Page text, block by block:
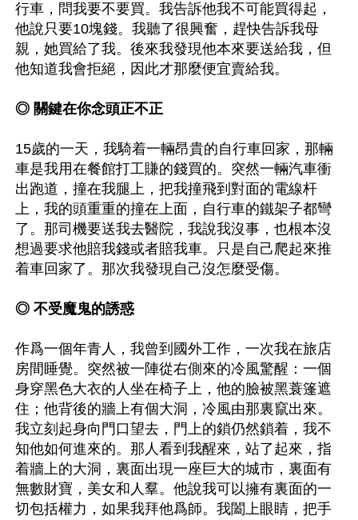
行車，問我要不要買。我告訴他我不可能買得起，
他說只要10塊錢。我聽了很興奮，趕快告訴我母
親，她買給了我。後來我發現他本來要送給我，但
他知道我會拒絕，因此才那麼便宜賣給我。
◎ 關鍵在你念頭正不正
15歲的一天，我騎着一輛昂貴的自行車回家，那輛
車是我用在餐館打工賺的錢買的。突然一輛汽車衝
出跑道，撞在我腿上，把我撞飛到對面的電線杆
上，我的頭重重的撞在上面，自行車的鐵架子都彎
了。那司機要送我去醫院，我說我沒事，也根本沒
想過要求他賠我錢或者賠我車。只是自己爬起來推
着車回家了。那次我發現自己沒怎麼受傷。
◎ 不受魔鬼的誘惑
作爲一個年青人，我曾到國外工作，一次我在旅店
房間睡覺。突然被一陣從右側來的冷風驚醒：一個
身穿黑色大衣的人坐在椅子上，他的臉被黑蓑篷遮
住；他背後的牆上有個大洞，冷風由那裏竄出來。
我立刻起身向門口望去，門上的鎖仍然鎖着，我不
知他如何進來的。那人看到我醒來，站了起來，指
着牆上的大洞，裏面出現一座巨大的城市，裏面有
無數財寶，美女和人羣。他說我可以擁有裏面的一
切包括權力，如果我拜他爲師。我闔上眼睛，把手